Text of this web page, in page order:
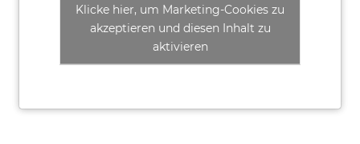
Klicke hier, um Marketing-Cookies zu
akzeptieren und diesen Inhalt zu
aktivieren